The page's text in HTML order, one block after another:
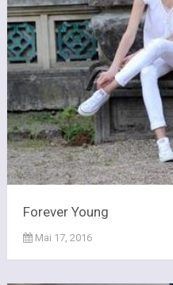
Forever Young
Mai 17, 2016